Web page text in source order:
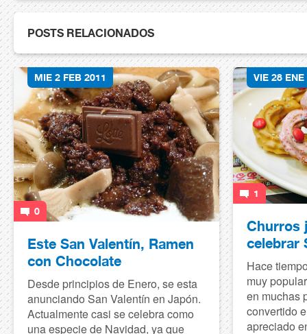
POSTS RELACIONADOS
MIE 2 FEB 2011
0
Este San Valentín, Ramen
con Chocolate
Desde principios de Enero, se esta
anunciando San Valentín en Japón.
Actualmente casi se celebra como
una especie de Navidad, ya que
VIE 28
1
Churros
celebrar
Hace
muy
en muchas
convertido
apreciado